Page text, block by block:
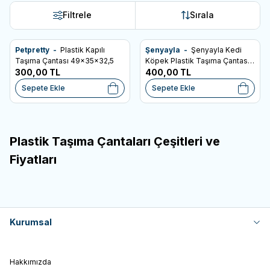
Filtrele Sırala
Favorilere Ekle
Petpretty - Plastik Kapılı
Taşıma Çantası 49x35x32,5
300,00 TL
Sepete Ekle
Favorilere Ekle
Şenyayla - Şenyayla Kedi
Köpek Plastik Taşıma Çantası
Orta Boy 39*55*36,5
400,00 TL
Sepete Ekle
Plastik Taşıma Çantaları Çeşitleri ve
Fiyatları
Kurumsal
Hakkımızda